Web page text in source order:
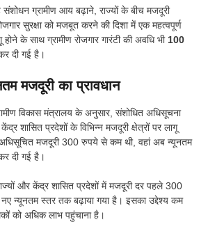
ग्रामीण आय बढ़ाने, राज्यों के बीच मजदूरी
सुरक्षा को मजबूत करने की दिशा में एक महत्वपूर्ण
के साथ ग्रामीण रोजगार गारंटी की अवधि भी100
दी गई है।
मजदूरी का प्रावधान
विकास मंत्रालय के अनुसार, संशोधित अधिसूचना
शासित प्रदेशों के विभिन्न मजदूरी क्षेत्रों पर लागू
अधिसूचित मजदूरी 300 रुपये से कम थी, वहां अब न्यूनतम
दी गई है।
और केंद्र शासित प्रदेशों में मजदूरी दर पहले 300
न्यूनतम स्तर तक बढ़ाया गया है। इसका उद्देश्य कम
को अधिक लाभ पहुंचाना है।